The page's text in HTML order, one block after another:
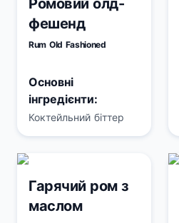
Ромовий олд-
фешенд
Rum Old Fashioned
Основні
інгредієнти:
Коктейльний біттер
Гарячий ром з
маслом